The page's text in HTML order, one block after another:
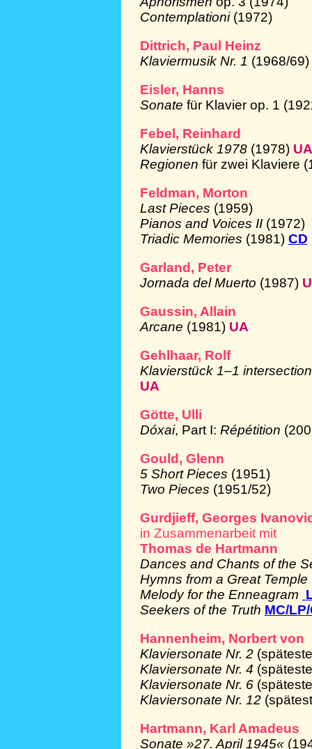
Contemplationi (1972)
Dittrich, Paul Heinz
Klaviermusik Nr. 1 (1968/69)
Eisler, Hanns
Sonate für Klavier op. 1
Febel, Reinhard
Klavierstück 1978 (1978) UA
Regionen für zwei Klaviere
Feldman, Morton
Last Pieces (1959)
Pianos and Voices II (1972)
Triadic Memories (1981) CD
Garland, Peter
Jornada del Muerto (1987)
Gaussin, Allain
Arcane (1981) UA
Gehlhaar, Rolf
Klavierstück 1–1
UA
Götte, Ulli
Dóxai, Part I: Répétition
Gould, Glenn
5 Short Pieces (1951)
Two Pieces (1951/52)
Gurdjieff, Georges
in Zusammenarbeit mit
Thomas de Hartmann
Dances and Chants of the
Hymns from a Great Temple
Melody for the Enneagram
Seekers of the Truth MC/
Hannenheim, Norbert von
Klaviersonate Nr. 2
Klaviersonate Nr. 4
Klaviersonate Nr. 6
Klaviersonate Nr. 12
Hartmann, Karl Amadeus
Sonate »27. April 1945«